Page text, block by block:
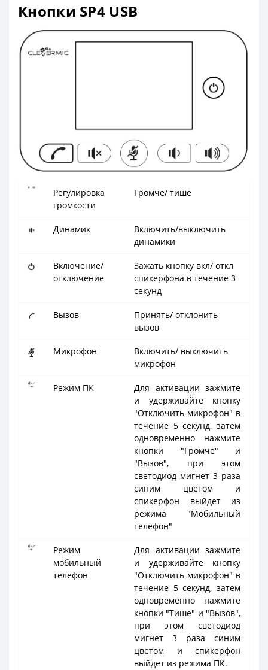
Кнопки SP4 USB
Регулировка
громкости
Громче/ тише
Динамик
Включить/выключить
динамики
Включение/
отключение
Зажать кнопку вкл/ откл
спикерфона в течение 3
секунд
Вызов
Принять/ отклонить
вызов
Микрофон
Включить/ выключить
микрофон
Режим ПК
Для активации зажмите
и удерживайте кнопку
"Отключить микрофон" в
течение 5 секунд, затем
одновременно нажмите
кнопки "Громче" и
"Вызов", при этом
светодиод мигнет 3 раза
синим цветом и
спикерфон выйдет из
режима "Мобильный
телефон"
Режим
мобильный
телефон
Для активации зажмите
и удерживайте кнопку
"Отключить микрофон" в
течение 5 секунд, затем
одновременно нажмите
кнопки "Тише" и "Вызов",
при этом светодиод
мигнет 3 раза синим
цветом и спикерфон
выйдет из режима ПК.